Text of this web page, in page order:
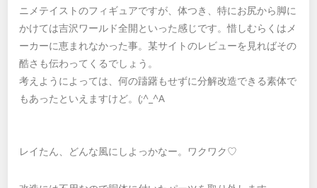
ニメテイストのフィギュアですが、体つき、特にお尻から脚に
かけては吉沢ワールド全開といった感じです。惜しむらくはメ
ーカーに恵まれなかった事。某サイトのレビューを見ればその
酷さも伝わってくるでしょう。
考えようによっては、何の躊躇もせずに分解改造できる素体で
もあったといえますけど。(;^_^A
レイたん、どんな風にしよっかなー。ワクワク♡